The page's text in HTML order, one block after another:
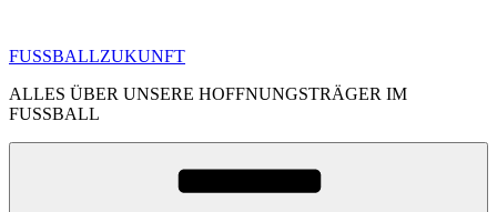
springen
FUSSBALLZUKUNFT
ALLES ÜBER UNSERE HOFFNUNGSTRÄGER IM
FUSSBALL